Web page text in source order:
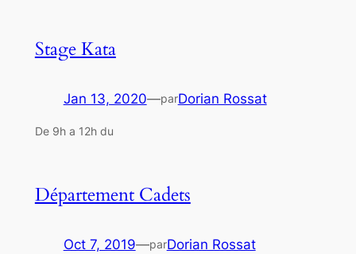
Stage Kata
Jan 13, 2020—parDorian Rossat
De 9h a 12h du
Département Cadets
Oct 7, 2019—parDorian Rossat